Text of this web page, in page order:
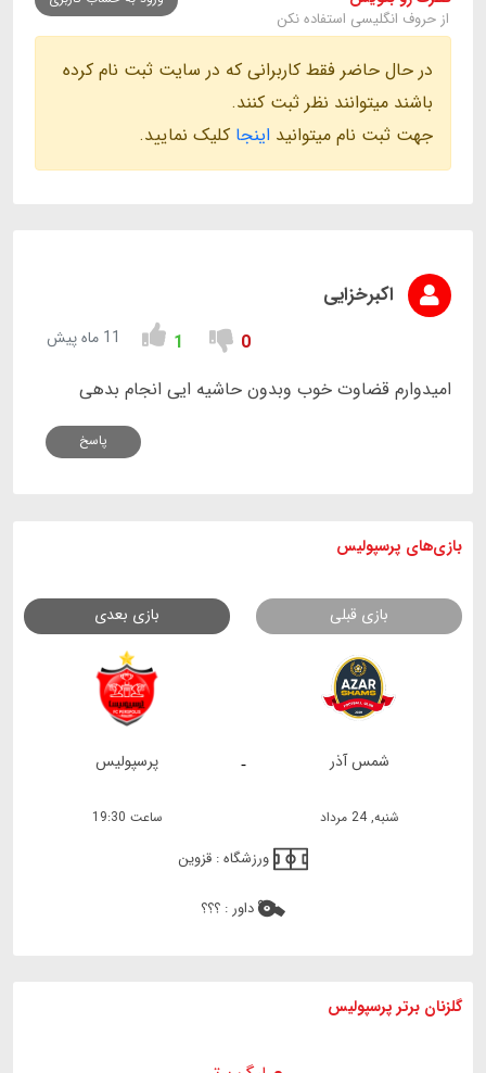
از حروف انگلیسی استفاده نکن
در حال حاضر فقط کاربرانی که در سایت ثبت نام کرده
باشند میتوانند نظر ثبت کنند.
جهت ثبت نام میتوانید اینجا کلیک نمایید.
اکبرخزایی
0
1 11 ماه پیش
امیدوارم قضاوت خوب وبدون حاشیه ایی انجام بدهی
پاسخ
بازی های پرسپولیس
بازی قبلی بازی بعدی
- شمس آذر پرسپولیس
شنبه, 24 مرداد ساعت 19:30
ورزشگاه : قزوین
داور : ؟؟؟
گلزنان برتر پرسپولیس